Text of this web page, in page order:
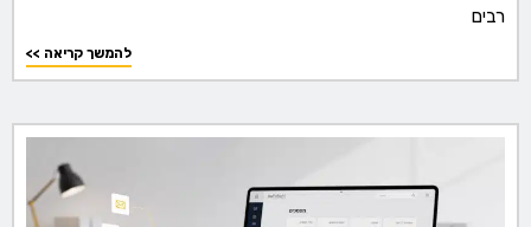
רבים
<< להמשך קריאה